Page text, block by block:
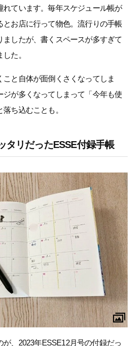
れています。毎年スケジュール帳が
とお店に行って物色。流行りの手帳
ましたが、書くスペースが多すぎて
た。
と自体が面倒くさくなってしま
ジが多くなってしまって「今年も使
ち込むことも。
タリだったESSE付録手帳
が、2023年ESSE12月号の付録だっ